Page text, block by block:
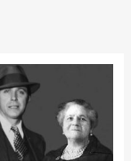
el
volumen.